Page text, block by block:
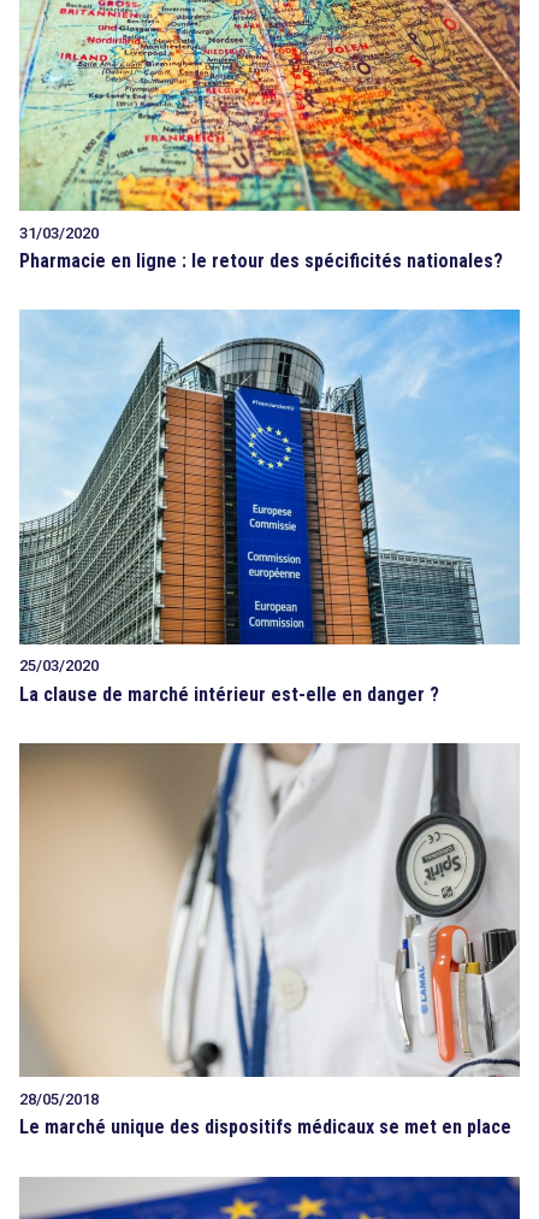
31/03/2020
Pharmacie en ligne : le retour des spécificités nationales?
25/03/2020
La clause de marché intérieur est-elle en danger ?
28/05/2018
Le marché unique des dispositifs médicaux se met en place